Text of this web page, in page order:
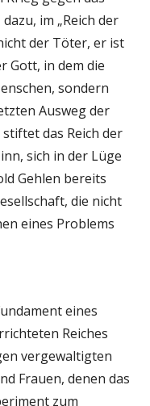
im „Reich der
der Töter, er ist
Gott, in dem die
sondern
Ausweg der
das Reich der
sich in der Lüge
Gehlen bereits
die nicht
eines Problems
eines
Reiches
vergewaltigten
Frauen, denen das
zum